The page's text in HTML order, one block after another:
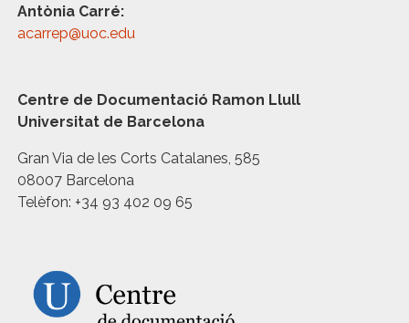
Antònia Carré:
acarrep@uoc.edu
Centre de Documentació Ramon Llull
Universitat de Barcelona
Gran Via de les Corts Catalanes, 585
08007 Barcelona
Telèfon: +34 93 402 09 65